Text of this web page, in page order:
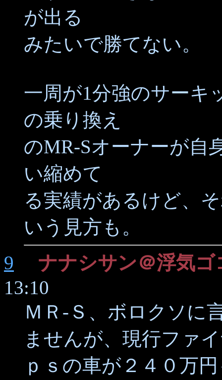
が出る
みたいで勝てない。
一周が1分強のサーキ
の乗り換え
のMR-Sオーナーが自
い縮めて
る実績があるけど、
いう見方も。
9
ナナシサン＠浮気ゴ
13:10
ＭＲ-Ｓ、ボロクソに
ませんが、現行ファ
ｐｓの車が２４０万